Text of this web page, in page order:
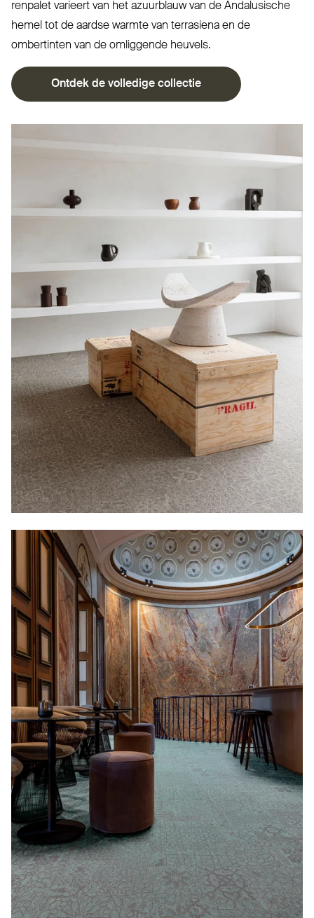
renpalet varieert van het azuurblauw van de Andal­usische
hemel tot de aardse warmte van ter­rasiena en de
ombertinten van de omliggende heuvels.
Ontdek de volledige collectie